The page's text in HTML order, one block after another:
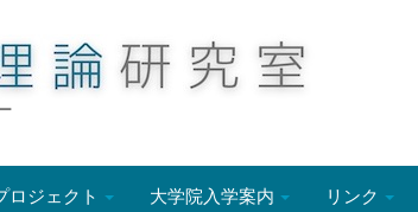
ロジェクト 大学院入学案内 リンク